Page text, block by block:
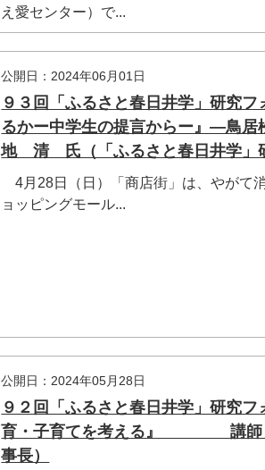
え愛センター）で...
公開日：2024年06月01日
９３回「ふるさと春日井学」研究
るかー中学生の提言からー』―鳥
地 清 氏（「ふるさと春日井学」
4月28日（日）「商店街」は、やがて
ョッピングモール...
公開日：2024年05月28日
９２回「ふるさと春日井学」研究
育・子育てを考える』 講師：
事長）